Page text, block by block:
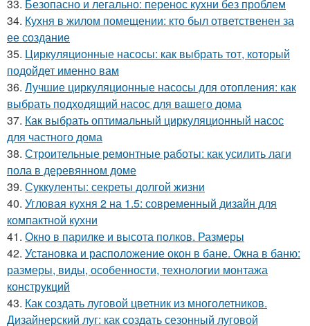
33. Безопасно и легально: перенос кухни без проблем
34. Кухня в жилом помещении: кто был ответственен за
ее создание
35. Циркуляционные насосы: как выбрать тот, который
подойдет именно вам
36. Лучшие циркуляционные насосы для отопления: как
выбрать подходящий насос для вашего дома
37. Как выбрать оптимальный циркуляционный насос
для частного дома
38. Строительные ремонтные работы: как усилить лаги
пола в деревянном доме
39. Суккуленты: секреты долгой жизни
40. Угловая кухня 2 на 1.5: современный дизайн для
компактной кухни
41. Окно в парилке и высота полков. Размеры
42. Установка и расположение окон в бане. Окна в баню:
размеры, виды, особенности, технологии монтажа
конструкций
43. Как создать луговой цветник из многолетников.
Дизайнерский луг: как создать сезонный луговой